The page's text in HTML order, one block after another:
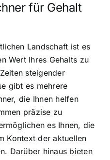
für Gehalt
Landschaft ist es
Wert Ihres Gehalts zu
steigender
gibt es mehrere
die Ihnen helfen
präzise zu
es Ihnen, die
Kontext der aktuellen
Darüber hinaus bieten